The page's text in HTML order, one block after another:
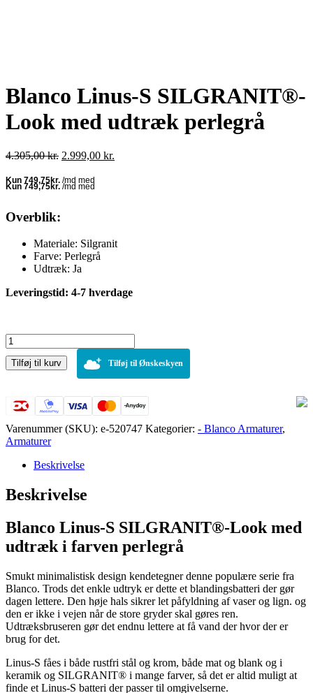
Blanco Linus-S SILGRANIT®-
Look med udtræk perlegrå
4.305,00kr. Den
pris
var:
2.999,00 kr.
Overblik:
Materiale: Silgranit
Farve: Perlegrå
Udtræk: Ja
Leveringstid: 4-7 hverdage
Blanco
Linus-
med
udtræk
perlegrå
antal
Tilføj til kurv Tilføj til Ønskeskyen
Varenummer (SKU): e-520747 Kategorier: - Blanco Armaturer,
Armaturer
Beskrivelse
Beskrivelse
Blanco Linus-S SILGRANIT®-Look med
udtræk i farven perlegrå
Smukt minimalistisk design kendetegner denne populære serie fra
Blanco. Trods det enkle udtryk er dette et blandingsbatteri der gør
dagen lettere. Den høje hals sikrer let påfyldning af vaser og lign. og
den er ikke i vejen når de store gryder skal gøres ren.
Udtræksbruseren gør det endnu lettere at få vand der hvor der er
brug for det.
Linus-S fåes i både rustfri stål og krom, både mat og blank og i
keramik og SILGRANIT® i mange farver, så det er altid muligt at
finde et Linus-S batteri der passer til omgivelserne.